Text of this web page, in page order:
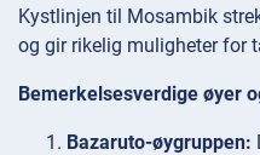
Kystlinjen til Mosambik
og gir rikelig muligheter for
Bemerkelsesverdige øyer
Bazaruto-øygruppen: